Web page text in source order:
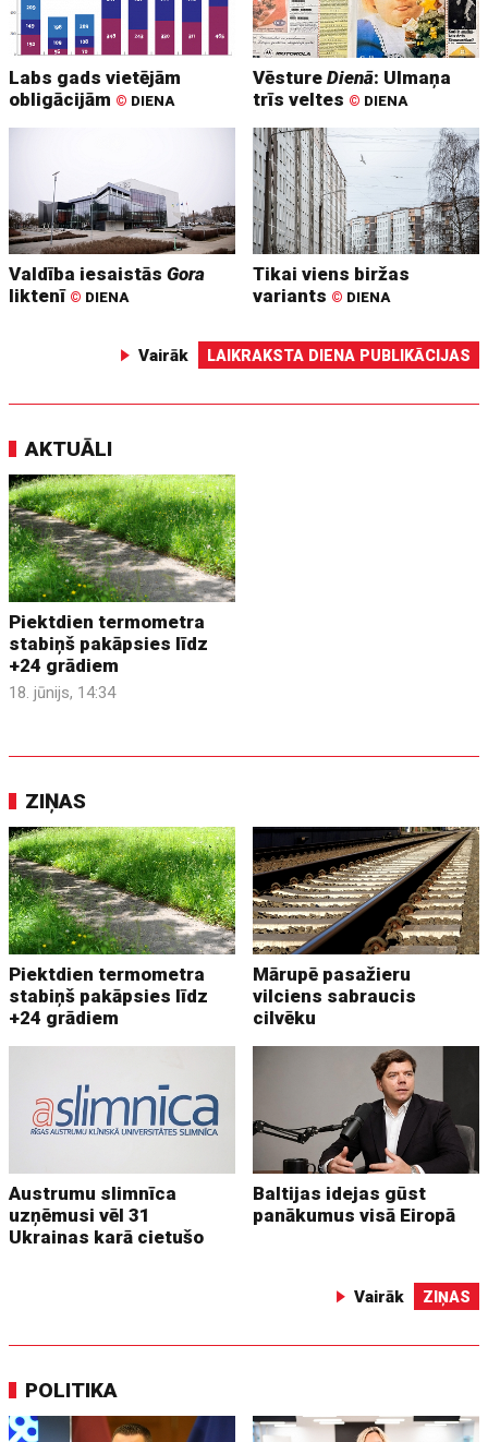
Labs gads vietējām
obligācijām © DIENA
VēstureDienā: Ulmaņa
trīs veltes © DIENA
Valdība iesaistāsGora
liktenī © DIENA
Tikai viens biržas
variants © DIENA
Vairāk LAIKRAKSTA DIENA PUBLIKĀCIJAS
AKTUĀLI
Piektdien termometra
stabiņš pakāpsies līdz
+24 grādiem
18. jūnijs, 14:34
ZIŅAS
Piektdien termometra
stabiņš pakāpsies līdz
+24 grādiem
Mārupē pasažieru
vilciens sabraucis
cilvēku
Austrumu slimnīca
uzņēmusi vēl 31
Ukrainas karā cietušo
Baltijas idejas gūst
panākumus visā Eiropā
Vairāk ZIŅAS
POLITIKA